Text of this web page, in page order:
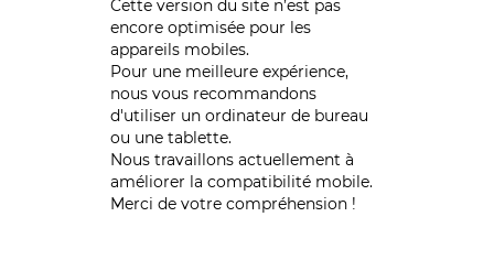
Cette version du site n’est pas
encore optimisée pour les
appareils mobiles.
Pour une meilleure expérience,
nous vous recommandons
d'utiliser un ordinateur de bureau
ou une tablette.
Nous travaillons actuellement à
améliorer la compatibilité mobile.
Merci de votre compréhension !